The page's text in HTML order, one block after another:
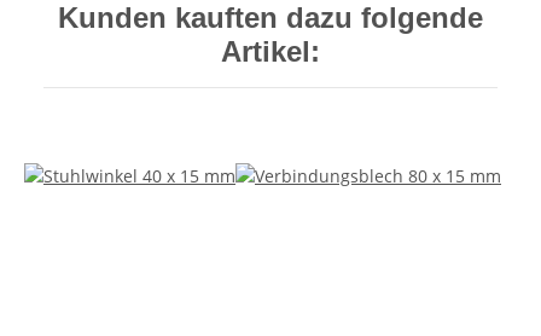
Kunden kauften dazu folgende
Artikel: